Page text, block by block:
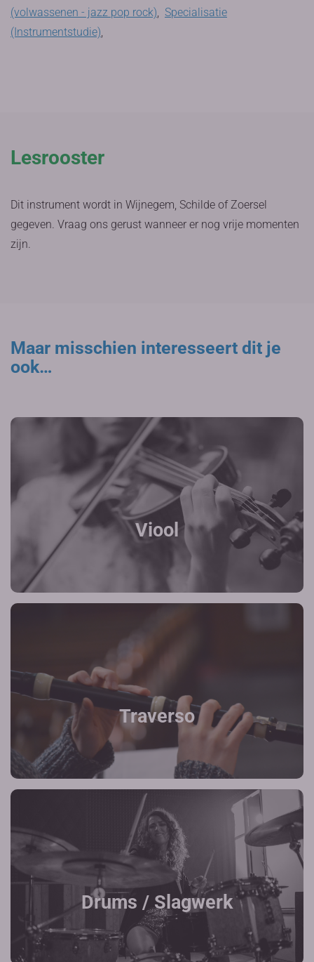
(volwassenen - jazz pop rock), Specialisatie
(Instrumentstudie),
Lesrooster
Dit instrument wordt in Wijnegem, Schilde of Zoersel
gegeven. Vraag ons gerust wanneer er nog vrije momenten
zijn.
Maar misschien interesseert dit je
ook…
Viool
Traverso
Drums / Slagwerk